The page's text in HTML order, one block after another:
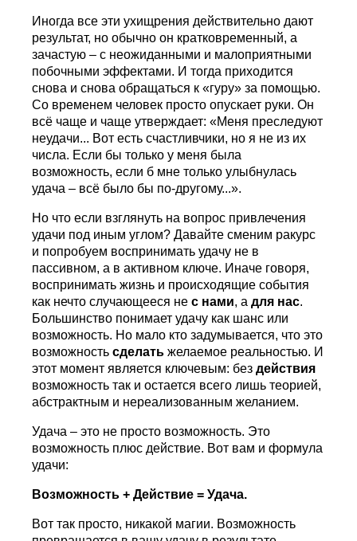
Иногда все эти ухищрения действительно дают
результат, но обычно он кратковременный, а
зачастую – с неожиданными и малоприятными
побочными эффектами. И тогда приходится
снова и снова обращаться к «гуру» за помощью.
Со временем человек просто опускает руки. Он
всё чаще и чаще утверждает: «Меня преследуют
неудачи... Вот есть счастливчики, но я не из их
числа. Если бы только у меня была
возможность, если б мне только улыбнулась
удача – всё было бы по-другому...».
Но что если взглянуть на вопрос привлечения
удачи под иным углом? Давайте сменим ракурс
и попробуем воспринимать удачу не в
пассивном, а в активном ключе. Иначе говоря,
воспринимать жизнь и происходящие события
как нечто случающееся нес нами, адля нас.
Большинство понимает удачу как шанс или
возможность. Но мало кто задумывается, что это
возможностьсделать желаемое реальностью. И
этот момент является ключевым: бездействия
возможность так и остается всего лишь теорией,
абстрактным и нереализованным желанием.
Удача – это не просто возможность. Это
возможность плюс действие. Вот вам и формула
удачи:
Возможность + Действие = Удача.
Вот так просто, никакой магии. Возможность